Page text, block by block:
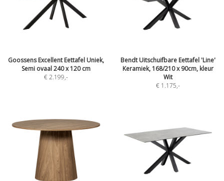
Goossens Excellent Eettafel Uniek,
Semi ovaal 240 x 120 cm
€ 2.199,-
Bendt Uitschuifbare Eettafel 'Line'
Keramiek, 168/210 x 90cm, kleur
Wit
€ 1.175,-